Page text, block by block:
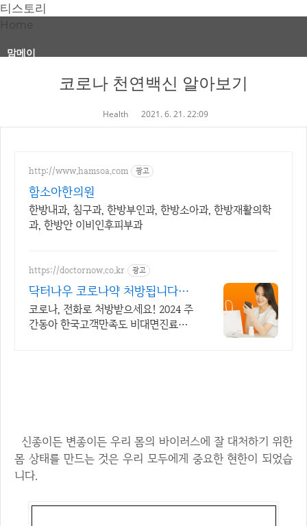
티스토리
맘메이
코로나 천연백신 알아보기
Health 2021. 6. 21. 22:09
http://www.hamsoa.com 광고
함소아한의원
한방내과, 침구과, 한방부인과, 한방소아과, 한방재활의학
과, 한방안 이비인후피부과
https://doctornow.co.kr 광고
닥터나우 코로나약 처방됩니다
365일 24시간 진료가능
코로나, 전화로 처방받으세요! 2024 주
간동아 한국고객만족도 비대면진료앱 1
신종이든 변종이든 우리 몸의 바이러스에 잘 대처하기 위한
몸 상태를 만드는 것은 우리 모두에게 중요한 현한이 되었습
니다.